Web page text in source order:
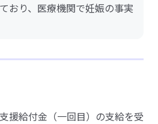
おり、医療機関で妊娠の事実
援給付金（一回目）の支給を受